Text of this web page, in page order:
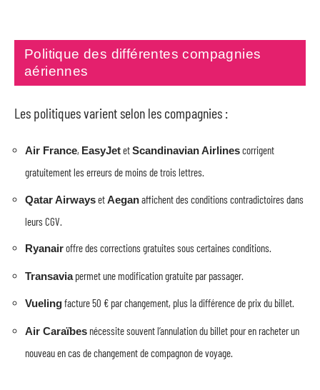
Politique des différentes compagnies
aériennes
Les politiques varient selon les compagnies :
Air France, EasyJetetScandinavian Airlinescorrigent
gratuitement les erreurs de moins de trois lettres.
Qatar AirwaysetAeganaffichent des conditions contradictoires dans
leurs CGV.
Ryanairoffre des corrections gratuites sous certaines conditions.
Transavia permet une modification gratuite par passager.
Vuelingfacture 50 € par changement, plus la différence de prix du billet.
Air Caraïbes nécessite souvent l’annulation du billet pour en racheter un
nouveau en cas de changement de compagnon de voyage.